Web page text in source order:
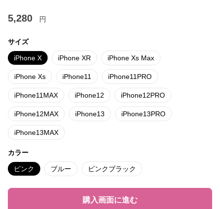
5,280 円
サイズ
iPhone X iPhone XR iPhone Xs Max
iPhone Xs iPhone11 iPhone11PRO
iPhone11MAX iPhone12 iPhone12PRO
iPhone12MAX iPhone13 iPhone13PRO
iPhone13MAX
カラー
ピンク ブルー ピンクブラック
購入画面に進む